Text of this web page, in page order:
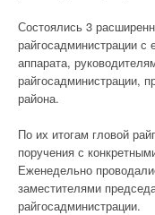
Состоялись 3
райгосадминистрации с
аппарата,
райгосадминистрации,
района.
По их итогам гловой
поручения с
Еженедельно
заместителями
райгосадминистрации.